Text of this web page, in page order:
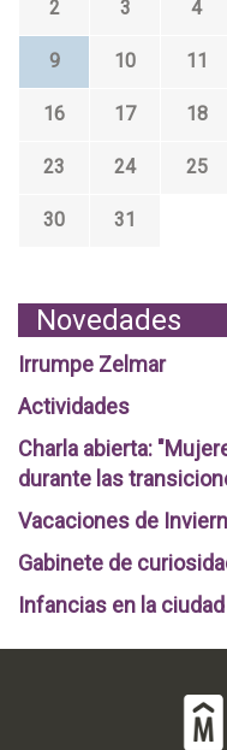
2 3 4
9 10 11
16 17 18
23 24 25
30
31
Novedades
Irrumpe Zelmar
Actividades
Charla abierta:
durante las
Vacaciones de
Gabinete de
Infancias en la ciudad